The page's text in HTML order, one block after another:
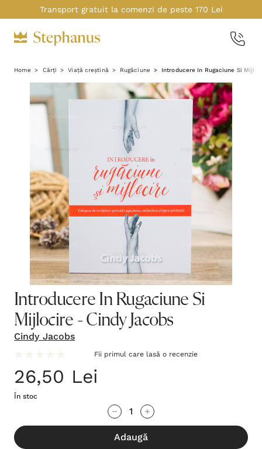
Transport gratuit la comenzi de peste 170 Lei
Home Cărți Viață creștină Rugăciune Introducere In Rugaciune Si
Introducere In Rugaciune Si
Mijlocire - Cindy Jacobs
Cindy Jacobs
Fii primul care lasă o recenzie
26,50 Lei
În stoc
te!
Stocul
Adaugă